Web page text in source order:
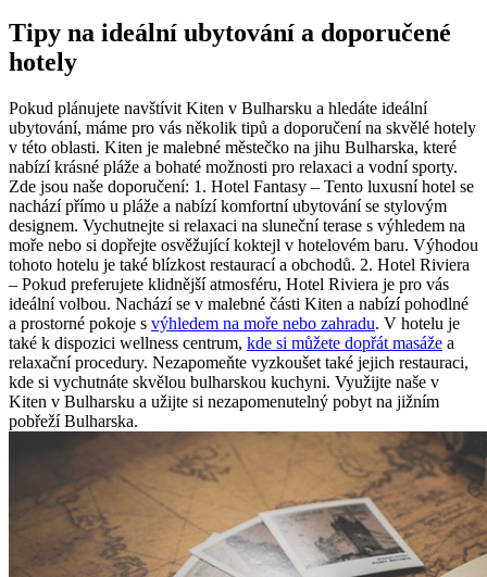
Tipy na ideální ubytování a doporučené
hotely
Pokud plánujete navštívit Kiten v Bulharsku a hledáte ideální
ubytování, máme pro vás několik tipů a doporučení na skvělé hotely
v této oblasti. Kiten je malebné městečko na jihu Bulharska, které
nabízí krásné pláže a bohaté možnosti pro relaxaci a vodní sporty.
Zde jsou naše doporučení: 1. Hotel Fantasy – Tento luxusní hotel se
nachází přímo u pláže a nabízí komfortní ubytování se stylovým
designem. Vychutnejte si relaxaci na sluneční terase s výhledem na
moře nebo si dopřejte osvěžující koktejl v hotelovém baru. Výhodou
tohoto hotelu je také blízkost restaurací a obchodů. 2. Hotel Riviera
– Pokud preferujete klidnější atmosféru, Hotel Riviera je pro vás
ideální volbou. Nachází se v malebné části Kiten a nabízí pohodlné
a prostorné pokoje s výhledem na moře nebo zahradu. V hotelu je
také k dispozici wellness centrum, kde si můžete dopřát masáže a
relaxační procedury. Nezapomeňte vyzkoušet také jejich restauraci,
kde si vychutnáte skvělou bulharskou kuchyni. Využijte naše v
Kiten v Bulharsku a užijte si nezapomenutelný pobyt na jižním
pobřeží Bulharska.